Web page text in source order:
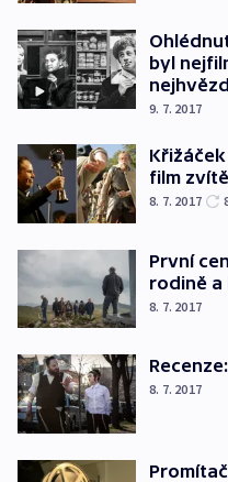
byl
9. 7. 2017
film
8. 7. 2017
První
rodině a
8. 7. 2017
8. 7. 2017